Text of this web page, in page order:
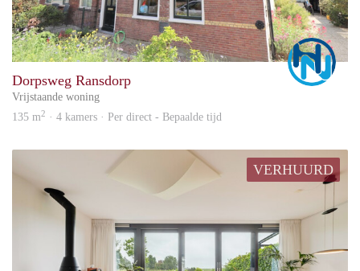
Dorpsweg Ransdorp
Vrijstaande woning
135 m2 · 4 kamers · Per direct - Bepaalde tijd
VERHUURD